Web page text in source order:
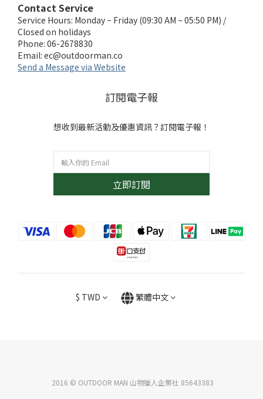
Contact Service
Service Hours: Monday ~ Friday (09:30 AM ~ 05:50 PM) /
Closed on holidays
Phone: 06-2678830
Email: ec@outdoorman.co
Send a Message via Website
訂閱電子報
想收到最新活動及優惠資訊？訂閱電子報！
立即訂閱
$ TWD 繁體中文
2016 © OUTDOOR MAN 山物獵人企業社 85643383